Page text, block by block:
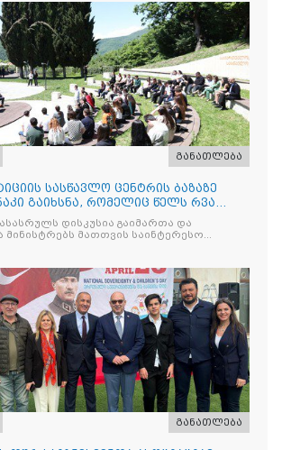
განათლება
სასწავლო ცენტრის ბაზაზე
გაიხსნა, რომელიც წელს რვა
დისკუსია გაიმართა და
მინისტრებს მათთვის საინტერესო
განათლება